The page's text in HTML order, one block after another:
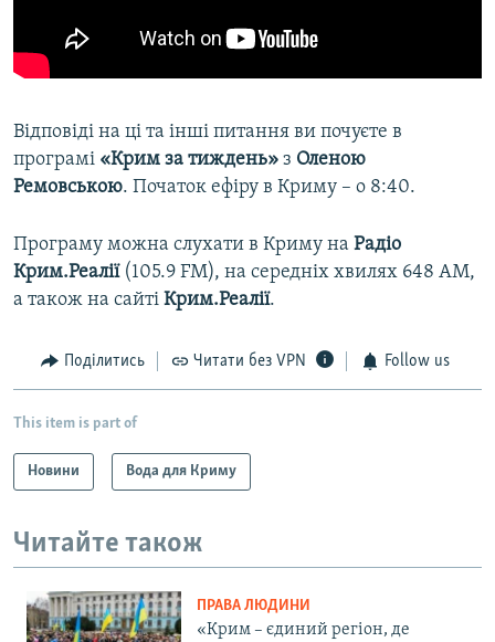
Відповіді на ці та інші питання ви почуєте в
програмі «Крим за тиждень» з Оленою
Ремовською. Початок ефіру в Криму – о 8:40.
Програму можна слухати в Криму на Радіо
Крим.Реалії (105.9 FM), на середніх хвилях 648 АМ,
а також на сайті Крим.Реалії.
Поділитись Читати без VPN Follow us
This item is part of
Новини Вода для Криму
Читайте також
ПРАВА ЛЮДИНИ
«Крим – єдиний регіон, де